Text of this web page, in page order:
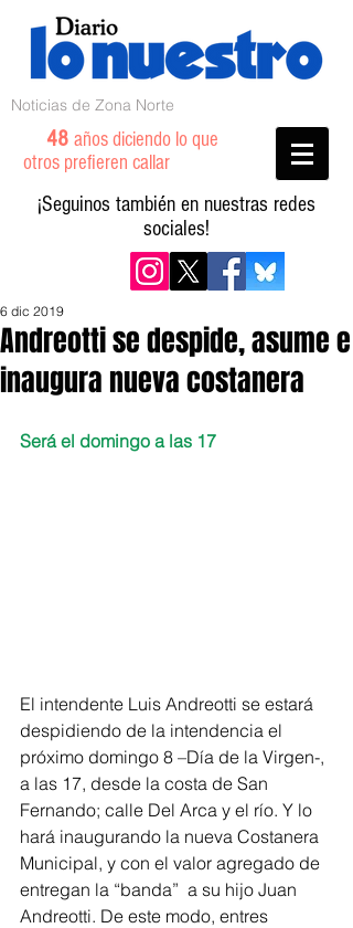
Noticias de Zona Norte
48 años diciendo lo que
otros prefieren callar
¡Seguinos también en nuestras redes
sociales!
Andreotti se despide, asume e
inaugura nueva costanera
6 dic 2019
Será el domingo a las 17
El intendente Luis Andreotti se estará
despidiendo de la intendencia el
próximo domingo 8 –Día de la Virgen-,
a las 17, desde la costa de San
Fernando; calle Del Arca y el río. Y lo
hará inaugurando la nueva Costanera
Municipal, y con el valor agregado de
entregan la “banda”  a su hijo Juan
Andreotti. De este modo, entres